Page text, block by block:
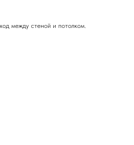
между стеной и потолком.